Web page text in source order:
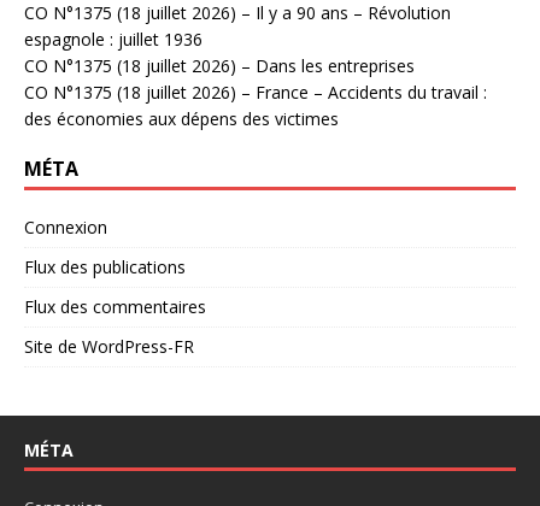
CO N°1375 (18 juillet 2026) – Il y a 90 ans – Révolution
espagnole : juillet 1936
CO N°1375 (18 juillet 2026) – Dans les entreprises
CO N°1375 (18 juillet 2026) – France – Accidents du travail :
des économies aux dépens des victimes
MÉTA
Connexion
Flux des publications
Flux des commentaires
Site de WordPress-FR
MÉTA